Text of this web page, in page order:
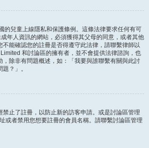
的兒童上線隱私和保護條例。這條法律要求任何有可
年人資訊的網站，必須獲得其父母的同意，或者其他
不能確認您的註冊是否得遵守此法律，請聯繫律師以
和討論區的擁有者，並不會提供法律諮詢，也
，除非有問題概述，如：「我要與誰聯繫有關與此討
？」。
禁止了註冊，以防止新的訪客申請。或是討論區管理
或者禁用您想要註冊的會員名稱。請聯繫討論區管理